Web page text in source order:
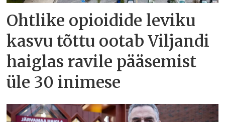
Ohtlike opioidide leviku
kasvu tõttu ootab Viljandi
haiglas ravile pääsemist
üle 30 inimese